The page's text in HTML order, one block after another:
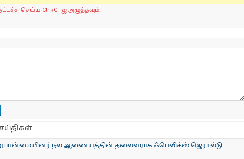
செய்ய Ctrl+G -ஐ அழுத்தவும்.
நல ஆணையத்தின் தலைவராக ஃபெலிக்ஸ் ஜெரால்டு